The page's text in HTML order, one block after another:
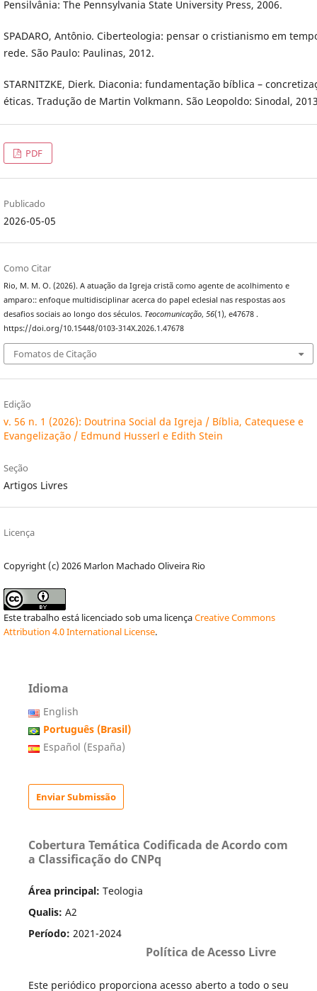
Pensilvânia: The Pennsylvania State University Press, 2006.
SPADARO, Antônio. Ciberteologia: pensar o cristianismo em
rede. São Paulo: Paulinas, 2012.
STARNITZKE, Dierk. Diaconia: fundamentação bíblica –
éticas. Tradução de Martin Volkmann. São Leopoldo: Sinodal,
PDF
Publicado
2026-05-05
Como Citar
Rio, M. M. O. (2026). A atuação da Igreja cristã como agente de acolhimento e
amparo:: enfoque multidisciplinar acerca do papel eclesial nas respostas aos
desafios sociais ao longo dos séculos. Teocomunicação, 56(1), e47678 .
https://doi.org/10.15448/0103-314X.2026.1.47678
Fomatos de Citação
Edição
v. 56 n. 1 (2026): Doutrina Social da Igreja / Bíblia, Catequese e
Evangelização / Edmund Husserl e Edith Stein
Seção
Artigos Livres
Licença
Copyright (c) 2026 Marlon Machado Oliveira Rio
Este trabalho está licenciado sob uma licençaCreative Commons
Attribution 4.0 International License.
Idioma
English
Português (Brasil)
Español (España)
Enviar Submissão
Cobertura Temática Codificada de Acordo com
a Classificação do CNPq
Área principal: Teologia
Qualis: A2
Período: 2021-2024
Política de Acesso Livre
Este periódico proporciona acesso aberto a todo o seu